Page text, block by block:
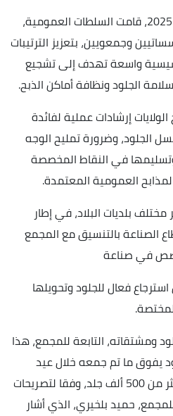
وبمناسبة عيد الأضحى لسنة 2025، قامت السلطات العمومية،
وجمعويين، بتعزيز الترتيبات
واسعة تهدف إلى تشجيع
الجلود ونظافة أماكن الذبح.
إرشادات عملية لفائدة
الجلود، وضرورة تمليح الوجه
في النقاط المخصصة
العمومية المعتمدة.
بلديات البلاد، في إطار
بالتنسيق مع المجمع
في صناعة
فعال للجلود وتحويلها
ومشتقاته، التابعة للمجمع، هذا
يفوق ما تم جمعه خلال عيد
الأضحى الماضي، الذي بلغ أكثر من 500 ألف جلد، وفقا لتصريحات
حميد بلخيري، الذي أشار